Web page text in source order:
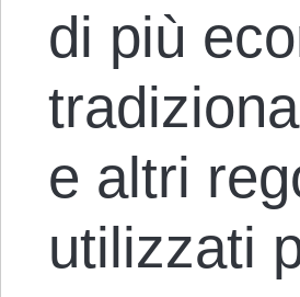
di più
e altri
utilizzati